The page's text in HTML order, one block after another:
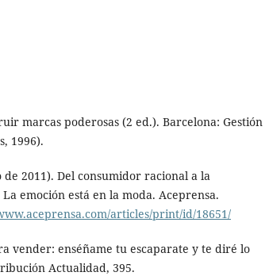
marcas poderosas (2 ed.). Barcelona: Gestión
1996).
de 2011). Del consumidor racional a la
emoción está en la moda. Aceprensa.
articles/print/id/18651/
vender: enséñame tu escaparate y te diré lo
Actualidad, 395.